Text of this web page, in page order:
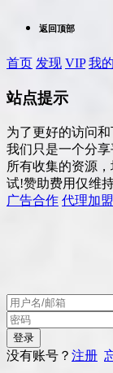
返回顶部
首页 发现 VIP 我的
站点提示
为了更好的访问
我们只是一个分享
所有收集的资源
试!赞助费用仅维
广告合作 代理加盟
没有账号？ 注册